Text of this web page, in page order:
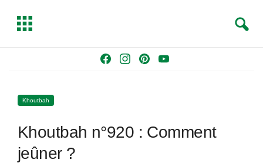
o
g
r
Y
b
T
g
e
a
Khoutbah
Khoutbah n°920 : Comment
jeûner ?